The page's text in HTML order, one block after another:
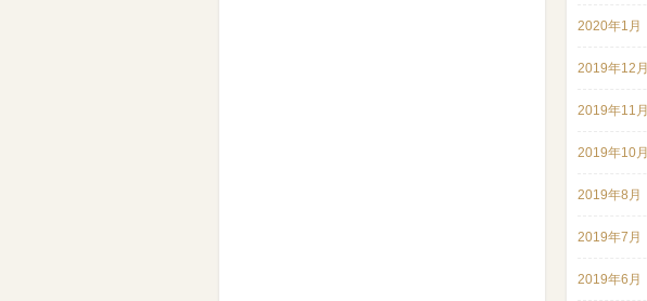
2020年1月
2019年12月
2019年11月
2019年10月
2019年8月
2019年7月
2019年6月